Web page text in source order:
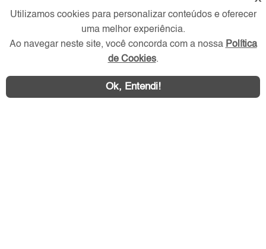
Redes Sociais
Utilizamos cookies para personalizar conteúdos e oferecer
uma melhor experiência.
Ao navegar neste site, você concorda com a nossa Política
de Cookies.
Ok, Entendi!